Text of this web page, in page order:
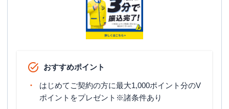
おすすめポイント
はじめてご契約の方に最大1,000ポイント分のV
ポイントをプレゼント※諸条件あり